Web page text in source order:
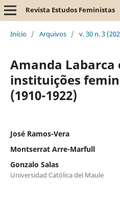
Revista Estudos Feministas
Início / Arquivos / v. 30 n. 3
Amanda Labarca
instituições
(1910-1922)
José Ramos-Vera
Montserrat Arre-Marfull
Gonzalo Salas
Universidad Católica del Maule